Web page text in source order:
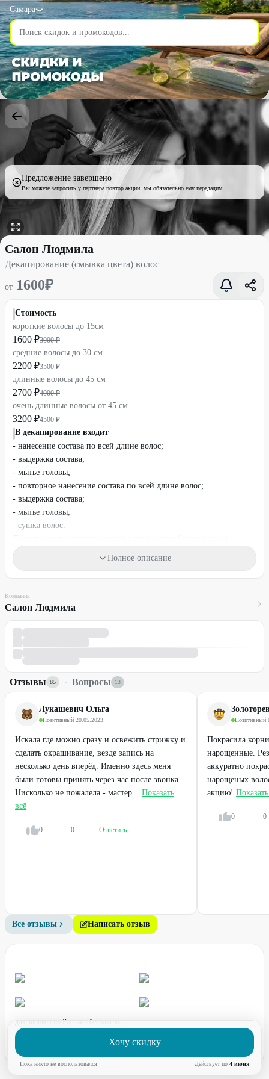
Самара
Предложение завершено
Вы можете запросить у партнера повтор акции, мы обязательно ему передадим
Декапирование (смывка цвета) волос со скидкой 46% - Салон
Салон Людмила
Декапирование (смывка цвета) волос
от 1600₽
Стоимость
короткие волосы до 15см
1600 ₽3000 ₽
средние волосы до 30 см
2200 ₽3500 ₽
длинные волосы до 45 см
2700 ₽4000 ₽
очень длинные волосы от 45 см
3200 ₽4500 ₽
В декапирование входит
- нанесение состава по всей длине волос;
- выдержка состава;
- мытье головы;
- повторное нанесение состава по всей длине волос;
- выдержка состава;
- мытье головы;
- сушка волос.
(кислотная) смывка.
Промокод действует для волос любой длины и густоты.
Материалы входят в стоимость.
Один промокод действует на одну услугу для одного человека.
Промокод можно использовать неограниченное количество раз.
Необходима предварительная запись по телефону:+7 (987) 917-
33-32
Обязательно предъявляйте распечатанный или электронный
промокод из мобильной версии/приложения, или номер
Промокод не суммируется с другими действующими
предложениями компании.
Полное описание
Хочу скидку
Пока никто не воспользовался Действует по 4 июня
Компания
Салон Людмила
Отзывы 85 · Вопросы 13
Лукашевич Ольга
Позитивный·20.05.2023
Искала где можно сразу и освежить стрижку и
сделать окрашивание, везде запись на
несколько день вперёд. Именно здесь меня
были готовы принять через час после звонка.
Нисколько не пожалела - мастер... Показать
всё
0 0 Ответить
Позитивный·
Покрасила
нарощенные.
аккуратно
нарощеных
акцию!
0 0
Все отзывы Написать отзыв
для звонков по России - бесплатно
график работы:
ПН-ПТ с 08:00 до 17:00 (по МСК)